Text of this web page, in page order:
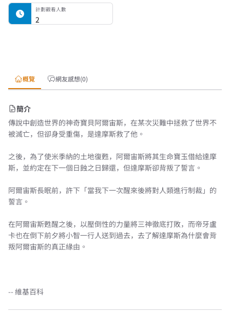
計劃觀看人數
2
概覽 網友感想(0)
簡介
傳說中創造世界的神奇寶貝阿爾宙斯，在某次災難中拯救了世界不
被滅亡，但卻身受重傷，是達摩斯救了他。
之後，為了使米季納的土地復甦，阿爾宙斯將其生命寶玉借給達摩
斯，並約定在下一個日蝕之日歸還，但達摩斯卻背叛了誓言。
阿爾宙斯長眠前，許下「當我下一次醒來後將對人類進行制裁」的
誓言。
在阿爾宙斯甦醒之後，以壓倒性的力量將三神徹底打敗，而帝牙盧
卡也在倒下前夕將小智一行人送到過去，去了解達摩斯為什麼會背
叛阿爾宙斯的真正緣由。
-- 維基百科